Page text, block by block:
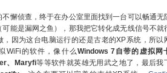
侦查，终于在办公室里面找到一台可以畅通无
可能是漏网之鱼），那我把它转化成无线信号不就
，因为这台电脑运行的还是古老的XP系统，所以
WiFi的软件，像什么Windows 7自带的虚拟网
、Maryfi等等软件就英雄无用武之地了，最后我